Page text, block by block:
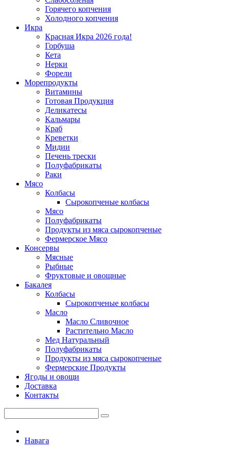
Горячего копчения
Холодного копчения
Икра
Красная Икра 2026 года!
Горбуша
Кета
Нерки
Форели
Морепродукты
Витамины
Готовая Продукция
Деликатесы
Кальмары
Краб
Креветки
Мидии
Печень трески
Полуфабрикаты
Раки
Мясо
Колбасы
Сырокопченые колбасы
Мясо
Полуфабрикаты
Продукты из мяса сырокопченые
Фермерское Мясо
Консервы
Мясные
Рыбные
Фруктовые и овощные
Бакалея
Колбасы
Сырокопченые колбасы
Масло
Масло Сливочное
Растительно Масло
Мед Натуральный
Полуфабрикаты
Продукты из мяса сырокопченые
Фермерские Продукты
Ягоды и овощи
Доставка
Контакты
Навага